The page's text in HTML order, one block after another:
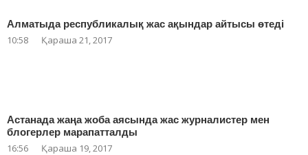
Алматыда республикалық жас ақындар айтысы өтеді
10:58 Қараша 21, 2017
Астанада жаңа жоба аясында жас журналистер мен
блогерлер марапатталды
16:56 Қараша 19, 2017